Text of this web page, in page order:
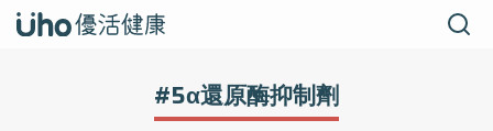
#5α還原酶抑制劑